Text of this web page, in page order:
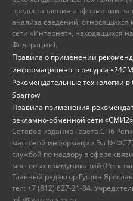
предоставления информации на
анализа сведений, относящихся
сети «Интернет», находящихся
Федерации).
Правила о применении
информационного ресурса
Рекомендательные технологии
Sparrow
Правила применения
рекламно-обменной сети «СМИ2»
Сетевое издание Газета.СПб
массовой информации Эл №
службой по надзору в сфере
массовых коммуникаций
Главный редактор Гущин
тел: +7 (812) 627-21-84.